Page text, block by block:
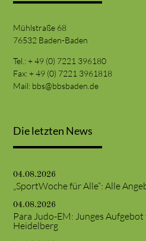
Mühlstraße 68
76532 Baden-Baden
Tel.: + 49 (0) 7221 396180
Fax: + 49 (0) 7221 3961818
Mail: bbs@bbsbaden.de
Die letzten News
04.08.2026
„SportWoche für Alle“: Alle
04.08.2026
Para Judo-EM: Junges
Heidelberg